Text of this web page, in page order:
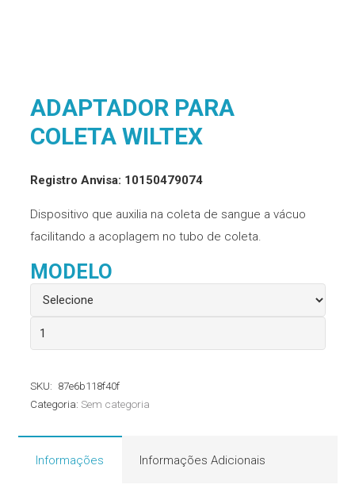
ADAPTADOR PARA
COLETA WILTEX
Registro Anvisa: 10150479074
Dispositivo que auxilia na coleta de sangue a vácuo
facilitando a acoplagem no tubo de coleta.
MODELO
Adaptador
para
Wiltex
SKU: 87e6b118f40f
Categoria: Sem categoria
Informações Informações Adicionais